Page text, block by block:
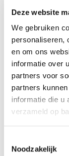
Deze website
We gebruiken
personaliseren,
en om ons
informatie over
partners voor
partners
informatie die u
verzameld op
Noodzakelijk